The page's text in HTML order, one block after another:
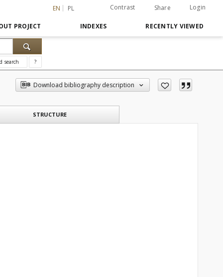
EN PL Contrast Share Login
PROJECT INDEXES RECENTLY VIEWED
search ?
Download bibliography description
STRUCTURE